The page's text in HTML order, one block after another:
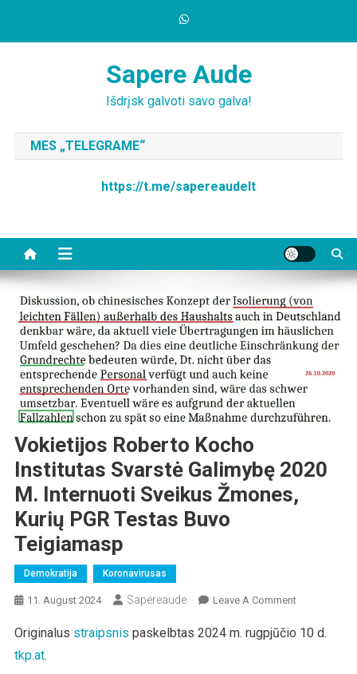
Sapere Aude
Išdrįsk galvoti savo galva!
MES „TELEGRAME“
https://t.me/sapereaudelt
Vokietijos Roberto Kocho
Institutas Svarstė Galimybę 2020
M. Internuoti Sveikus Žmones,
Kurių PGR Testas Buvo
Teigiamasp
Demokratija Koronavirusas
11. August 2024 Sapereaude Leave A CommentOn
Roberto
Originalus straipsnis paskelbtas 2024 m. rugpjūčio 10 d.
tkp.at.